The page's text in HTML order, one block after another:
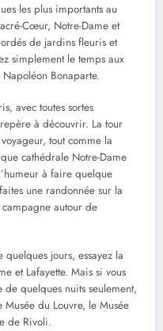
les plus importants au
Cœur, Notre-Dame et
de jardins fleuris et
simplement le temps aux
Bonaparte.
avec toutes sortes
à découvrir. La tour
tout comme la
cathédrale Notre-Dame
à faire quelque
une randonnée sur la
autour de
jours, essayez la
et Lafayette. Mais si vous
quelques nuits seulement,
Musée du Louvre, le Musée
de Rivoli.